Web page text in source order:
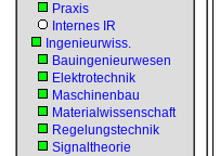
Praxis
Internes IR
Ingenieurwiss.
Bauingenieurwesen
Elektrotechnik
Maschinenbau
Materialwissenschaft
Regelungstechnik
Signaltheorie